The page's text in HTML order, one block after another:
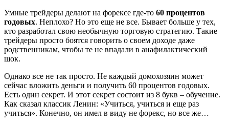
Умные трейдеры делают на форексе где-то 60 процентов
годовых. Неплохо? Но это еще не все. Бывает больше у тех,
кто разработал свою необычную торговую стратегию. Такие
трейдеры просто боятся говорить о своем доходе даже
родственникам, чтобы те не впадали в анафилактический
шок.
Однако все не так просто. Не каждый домохозяин может
сейчас вложить деньги и получить 60 процентов годовых.
Есть один секрет. И этот секрет состоит из 8 букв – обучение.
Как сказал классик Ленин: «Учиться, учиться и еще раз
учиться». Конечно, он имел в виду не форекс, но все же…